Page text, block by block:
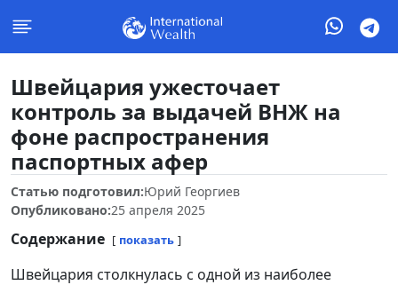
Швейцария ужесточает
контроль за выдачей ВНЖ на
фоне распространения
паспортных афер
Статью подготовил:Юрий Георгиев
Опубликовано:25 апреля 2025
Содержание показать
Швейцария столкнулась с одной из наиболее